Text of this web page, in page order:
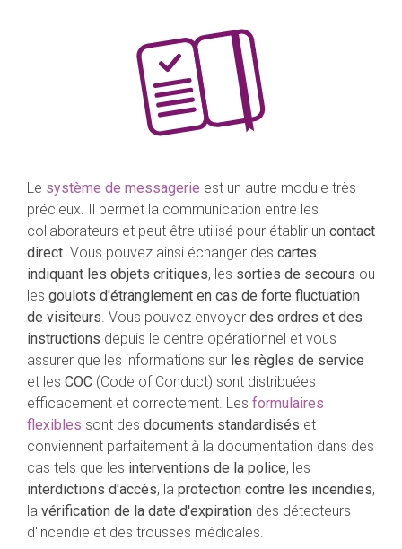
Le système de messagerie est un autre module très
précieux. Il permet la communication entre les
collaborateurs et peut être utilisé pour établir un contact
direct. Vous pouvez ainsi échanger des cartes
indiquant les objets critiques, les sorties de secours ou
les goulots d'étranglement en cas de forte fluctuation
de visiteurs. Vous pouvez envoyer des ordres et des
instructions depuis le centre opérationnel et vous
assurer que les informations sur les règles de service
et les COC (Code of Conduct) sont distribuées
efficacement et correctement. Les formulaires
flexibles sont des documents standardisés et
conviennent parfaitement à la documentation dans des
cas tels que les interventions de la police, les
interdictions d'accès, la protection contre les incendies,
la vérification de la date d'expiration des détecteurs
d'incendie et des trousses médicales.